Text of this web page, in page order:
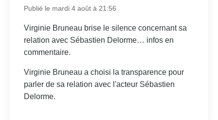
Publié le mardi 4 août à 21:56
Virginie Bruneau brise le silence concernant sa
relation avec Sébastien Delorme… infos en
commentaire.
Virginie Bruneau a choisi la transparence pour
parler de sa relation avec l'acteur Sébastien
Delorme.